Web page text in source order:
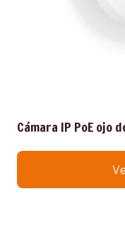
Cámara IP PoE ojo